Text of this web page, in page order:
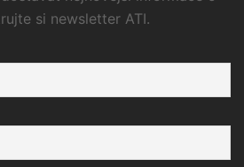
si newsletter ATI.